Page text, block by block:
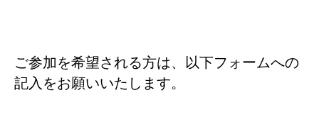
ご参加を希望される方は、以下フォームへの
記入をお願いいたします。